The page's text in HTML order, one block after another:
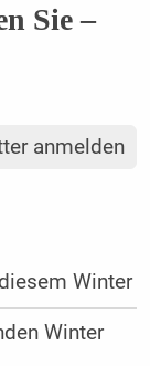
Sie –
anmelden
Winter
Winter